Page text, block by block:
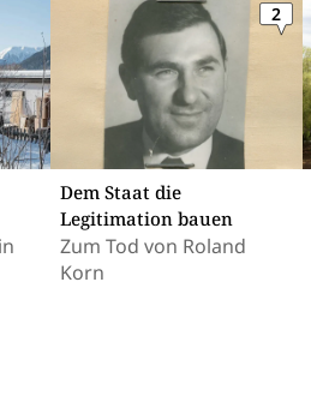
Dem Staat die
Legitimation bauen
Zum Tod von Roland
Korn
2